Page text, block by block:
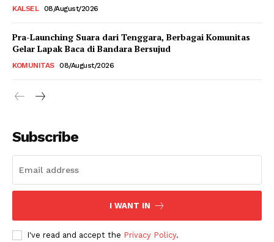
KALSEL 08/August/2026
Pra-Launching Suara dari Tenggara, Berbagai Komunitas
Gelar Lapak Baca di Bandara Bersujud
KOMUNITAS 08/August/2026
Subscribe
I WANT IN
I've read and accept the Privacy Policy.